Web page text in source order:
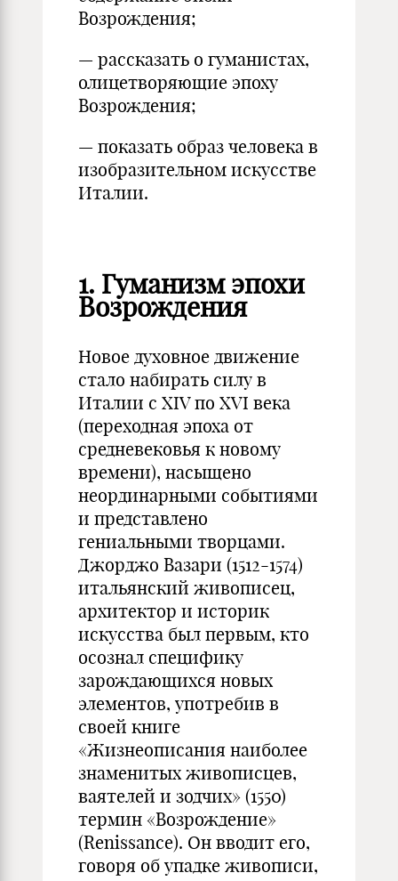
Возрождения;
— рассказать о гуманистах,
олицетворяющие эпоху
Возрождения;
— показать образ человека в
изобразительном искусстве
Италии.
1. Гуманизм эпохи
Возрождения
Новое духовное движение
стало набирать силу в
Италии с XIV по XVI века
(переходная эпоха от
средневековья к новому
времени), насыщено
неординарными событиями
и представлено
гениальными творцами.
Джорджо Вазари (1512-1574)
итальянский живописец,
архитектор и историк
искусства был первым, кто
осознал специфику
зарождающихся новых
элементов, употребив в
своей книге
«Жизнеописания наиболее
знаменитых живописцев,
ваятелей и зодчих» (1550)
термин «Возрождение»
(Renissance). Он вводит его,
говоря об упадке живописи,